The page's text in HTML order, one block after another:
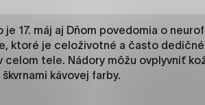
je 17. máj aj Dňom povedomia o
ktoré je celoživotné a často
celom tele. Nádory môžu ovplyvniť
kávovej farby.
Označiť všetko Uložiť